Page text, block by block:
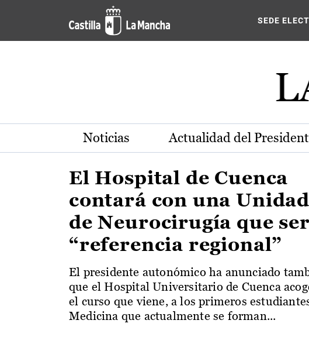
Pasar al contenido principal
Actualidad de la región de SEDE
Noticias Actualidad del
El Hospital de Cuenca
contará con una Unidad
de Neurocirugía que
“referencia regional”
El presidente autonómico ha anunciado
que el Hospital Universitario de Cuenca
el curso que viene, a los primeros
Medicina que actualmente se forman...